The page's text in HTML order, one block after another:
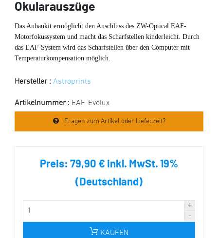
Okularauszüge
Das Anbaukit ermöglicht den Anschluss des ZW-Optical EAF-
Motorfokussystem und macht das Scharfstellen kinderleicht. Durch
das EAF-System wird das Scharfstellen über den Computer mit
Temperaturkompensation möglich.
Hersteller : Astroprints
Artikelnummer : EAF-Evolux
Fragen zum Artikel oder Lieferzeit?
Preis: 79,90 € inkl. MwSt. 19%
(Deutschland)
KAUFEN